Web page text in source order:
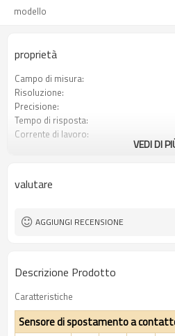
modello
proprietà
Campo di misura:
Risoluzione:
Precisione:
Tempo di risposta:
Corrente di lavoro:
VEDI DI
valutare
AGGIUNGI RECENSIONE
Descrizione Prodotto
Caratteristiche
Sensore di spostamento a